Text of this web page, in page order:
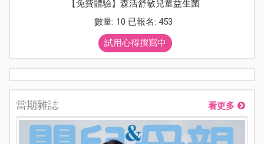
【免費體驗】森活舒敏兒童益生菌
數量: 10 已報名: 453
試用心得撰寫中
當期雜誌 看更多